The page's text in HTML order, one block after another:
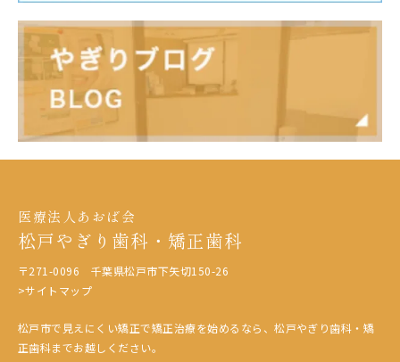
医療法人あおば会
松戸やぎり歯科・矯正歯科
〒271-0096 千葉県松戸市下矢切150-26
>サイトマップ
松戸市で見えにくい矯正で矯正治療を始めるなら、松戸やぎり歯科・矯
正歯科までお越しください。